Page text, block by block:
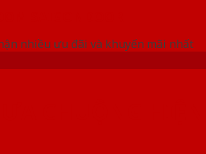
nhiều ưu đãi và khuyến mãi nhất